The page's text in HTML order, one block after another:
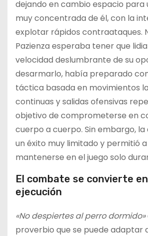
dejando en cambio espacio para
muy concentrada de él, con la
explotar rápidos contraataques.
Pazienza esperaba tener que
velocidad deslumbrante de su
desarmarlo, había preparado
táctica basada en movimientos
continuas y salidas ofensivas
objetivo de comprometerse en
cuerpo a cuerpo. Sin embargo,
un éxito muy limitado y permitió a
mantenerse en el juego solo
El combate se convierte
ejecución
«No despiertes al perro dormido»
proverbio que se puede adaptar